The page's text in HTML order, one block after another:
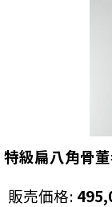
特級扁八角骨
販売価格: